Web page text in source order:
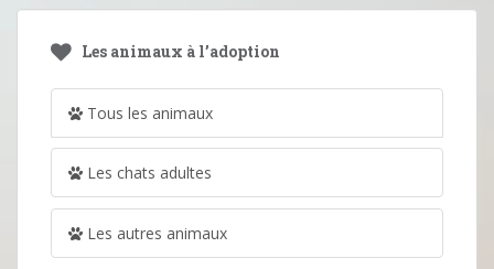
Les animaux à l’adoption
Tous les animaux
Les chats adultes
Les autres animaux